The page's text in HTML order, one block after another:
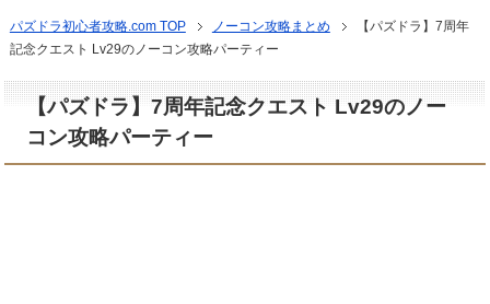
パズドラ初心者攻略.com TOP ノーコン攻略まとめ
【パズドラ】7周年
記念クエスト Lv29のノーコン攻略パーティー
【パズドラ】7周年記念クエスト Lv29のノー
コン攻略パーティー